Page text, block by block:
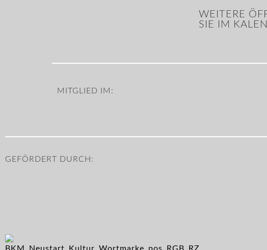
WEITERE
SIE IM
MITGLIED IM:
GEFÖRDERT DURCH: